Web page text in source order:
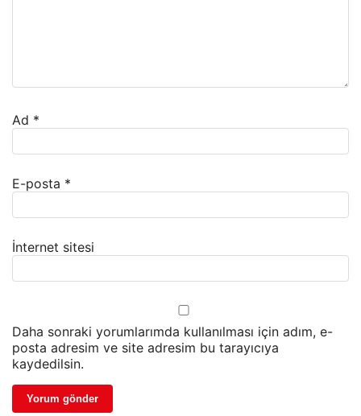
Ad *
E-posta *
İnternet sitesi
Daha sonraki yorumlarımda kullanılması için adım, e-
posta adresim ve site adresim bu tarayıcıya
kaydedilsin.